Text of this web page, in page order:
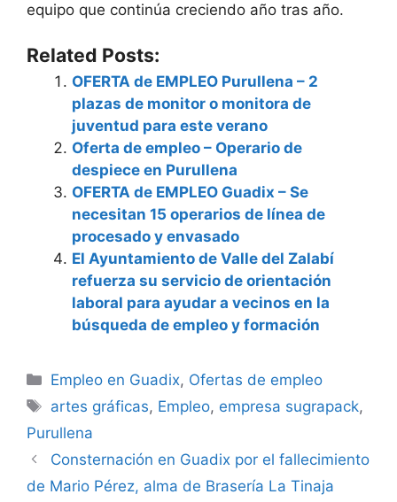
equipo que continúa creciendo año tras año.
Related Posts:
OFERTA de EMPLEO Purullena – 2
plazas de monitor o monitora de
juventud para este verano
Oferta de empleo – Operario de
despiece en Purullena
OFERTA de EMPLEO Guadix – Se
necesitan 15 operarios de línea de
procesado y envasado
El Ayuntamiento de Valle del Zalabí
refuerza su servicio de orientación
laboral para ayudar a vecinos en la
búsqueda de empleo y formación
Categorías
Empleo en Guadix, Ofertas de empleo
Etiquetas
artes gráficas, Empleo, empresa sugrapack,
Purullena
Consternación en Guadix por el fallecimiento
de Mario Pérez, alma de Brasería La Tinaja